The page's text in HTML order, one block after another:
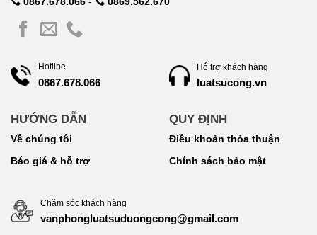
Hotline
0867.678.066
HƯỚNG DẪN
Về chúng tôi
Báo giá & hỗ trợ
Hỗ trợ khách hàng
luatsucong.vn
QUY ĐỊNH
Điều khoản thỏa thuận
Chính sách bảo mật
Chăm sóc khách hàng
vanphongluatsuduongcong@gmail.com